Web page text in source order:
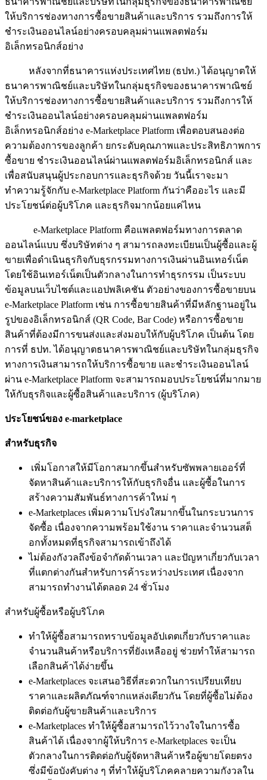
ให้บริการช่องทางการซื้อขายสินค้าและบริการ รวมถึงการให้
ชำระเงินออนไลน์อย่างครอบคลุมผ่านแพลตฟอร์ม
อิเล็กทรอนิกส์อย่าง
หลังจากที่ธนาคารแห่งประเทศไทย (ธปท.) ได้อนุญาตให้
ธนาคารพาณิชย์และบริษัทในกลุ่มธุรกิจของธนาคารพาณิชย์
ให้บริการช่องทางการซื้อขายสินค้าและบริการ รวมถึงการให้
ชำระเงินออนไลน์อย่างครอบคลุมผ่านแพลตฟอร์ม
อิเล็กทรอนิกส์อย่าง e-Marketplace Platform เพื่อตอบสนองต่อ
ความต้องการของลูกค้า ยกระดับคุณภาพและประสิทธิภาพการ
ซื้อขาย ชำระเงินออนไลน์ผ่านแพลตฟอร์มอิเล็กทรอนิกส์ และ
เพื่อสนับสนุนผู้ประกอบการและธุรกิจด้วย วันนี้เราจะมา
ทำความรู้จักกับ e-Marketplace Platform กันว่าคืออะไร และมี
ประโยชน์ต่อผู้บริโภค และธุรกิจมากน้อยแค่ไหน
e-Marketplace Platform คือแพลตฟอร์มทางการตลาด
ออนไลน์แบบ ซึ่งบริษัทต่าง ๆ สามารถลงทะเบียนเป็นผู้ซื้อและผู้
ขายเพื่อดำเนินธุรกิจกับธุรกรรมทางการเงินผ่านอินเทอร์เน็ต
โดยใช้อินเทอร์เน็ตเป็นตัวกลางในการทำธุรกรรม เป็นระบบ
ข้อมูลบนเว็บไซต์และแอปพลิเคชัน ตัวอย่างของการซื้อขายบน
e-Marketplace Platform เช่น การซื้อขายสินค้าที่มีหลักฐานอยู่ใน
รูปของอิเล็กทรอนิกส์ (QR Code, Bar Code) หรือการซื้อขาย
สินค้าที่ต้องมีการขนส่งและส่งมอบให้กับผู้บริโภค เป็นต้น โดย
การที่ ธปท. ได้อนุญาตธนาคารพาณิชย์และบริษัทในกลุ่มธุรกิจ
ทางการเงินสามารถให้บริการซื้อขาย และชำระเงินออนไลน์
ผ่าน e-Marketplace Platform จะสามารถมอบประโยชน์ที่มากมาย
ให้กับธุรกิจและผู้ซื้อสินค้าและบริการ (ผู้บริโภค)
ประโยชน์ของ e-marketplace
สำหรับธุรกิจ
เพิ่มโอกาสให้มีโอกาสมากขึ้นสำหรับซัพพลายเออร์ที่
จัดหาสินค้าและบริการให้กับธุรกิจอื่น และผู้ซื้อในการ
สร้างความสัมพันธ์ทางการค้าใหม่ ๆ
e-Marketplaces เพิ่มความโปร่งใสมากขึ้นในกระบวนการ
จัดซื้อ เนื่องจากความพร้อมใช้งาน ราคาและจำนวนสต็
อกทั้งหมดที่ธุรกิจสามารถเข้าถึงได้
ไม่ต้องกังวลถึงข้อจำกัดด้านเวลา และปัญหาเกี่ยวกับเวลา
ที่แตกต่างกันสำหรับการค้าระหว่างประเทศ เนื่องจาก
สามารถทำงานได้ตลอด 24 ชั่วโมง
สำหรับผู้ซื้อหรือผู้บริโภค
ทำให้ผู้ซื้อสามารถทราบข้อมูลอัปเดตเกี่ยวกับราคาและ
จำนวนสินค้าหรือบริการที่ยังเหลืออยู่ ช่วยทำให้สามารถ
เลือกสินค้าได้ง่ายขึ้น
e-Marketplaces จะเสนอวิธีที่สะดวกในการเปรียบเทียบ
ราคาและผลิตภัณฑ์จากแหล่งเดียวกัน โดยที่ผู้ซื้อไม่ต้อง
ติดต่อกับผู้ขายสินค้าและบริการ
e-Marketplaces ทำให้ผู้ซื้อสามารถไว้วางใจในการซื้อ
สินค้าได้ เนื่องจากผู้ให้บริการ e-Marketplaces จะเป็น
ตัวกลางในการติดต่อกับผู้จัดหาสินค้าหรือผู้ขายโดยตรง
ซึ่งมีข้อบังคับต่าง ๆ ที่ทำให้ผู้บริโภคคลายความกังวลใน